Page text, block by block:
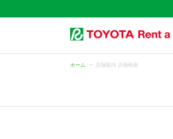
ホーム 店舗案内 店舗検索